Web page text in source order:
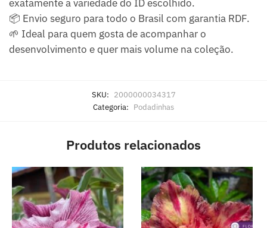
exatamente a variedade do ID escolhido.
📦 Envio seguro para todo o Brasil com garantia RDF.
🌱 Ideal para quem gosta de acompanhar o
desenvolvimento e quer mais volume na coleção.
SKU: 2000000034317
Categoria: Podadinhas
Produtos relacionados